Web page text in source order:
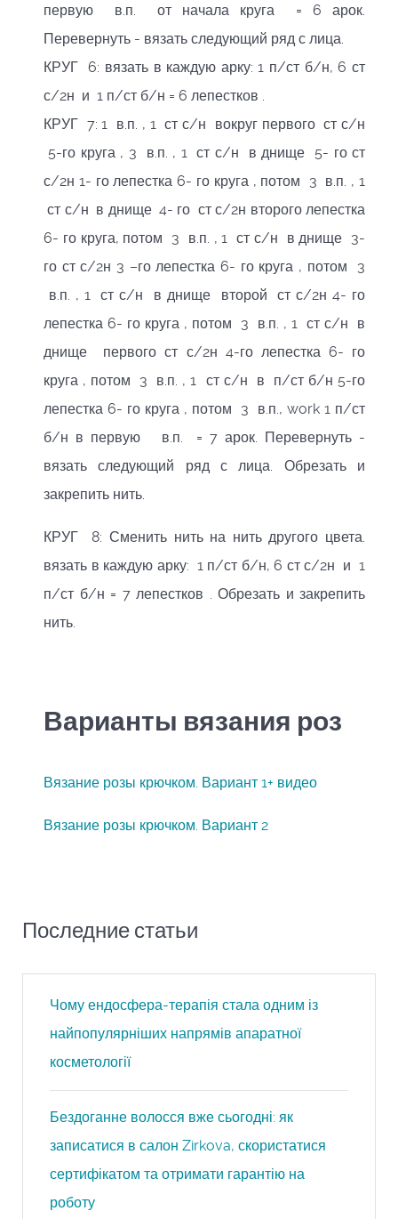
первую в.п. от начала круга = 6 арок.
Перевернуть - вязать следующий ряд с лица.
КРУГ 6: вязать в каждую арку: 1 п/ст б/н, 6 ст
с/2н и 1 п/ст б/н = 6 лепестков .
КРУГ 7: 1 в.п. , 1 ст с/н вокруг первого ст с/н
5-го круга , 3 в.п. , 1 ст с/н в днище 5- го ст
с/2н 1- го лепестка 6- го круга , потом 3 в.п. , 1
ст с/н в днище 4- го ст с/2н второго лепестка
6- го круга, потом 3 в.п. , 1 ст с/н в днище 3-
го ст с/2н 3 –го лепестка 6- го круга , потом 3
в.п. , 1 ст с/н в днище второй ст с/2н 4- го
лепестка 6- го круга , потом 3 в.п. , 1 ст с/н в
днище первого ст с/2н 4-го лепестка 6- го
круга , потом 3 в.п. , 1 ст с/н в п/ст б/н 5-го
лепестка 6- го круга , потом 3 в.п., work 1 п/ст
б/н в первую в.п. = 7 арок. Перевернуть -
вязать следующий ряд с лица. Обрезать и
закрепить нить.
КРУГ 8: Сменить нить на нить другого цвета.
вязать в каждую арку: 1 п/ст б/н, 6 ст с/2н и 1
п/ст б/н = 7 лепестков . Обрезать и закрепить
нить.
Варианты вязания роз
Вязание розы крючком. Вариант 1+ видео
Вязание розы крючком. Вариант 2
Последние статьи
Чому ендосфера-терапія стала одним із
найпопулярніших напрямів апаратної
косметології
Бездоганне волосся вже сьогодні: як
записатися в салон Zirkova, скористатися
сертифікатом та отримати гарантію на
роботу